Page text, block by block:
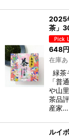
2025
茶」
648円
在庫あ
緑茶
「普
や山
茶品
産家…
ルイ